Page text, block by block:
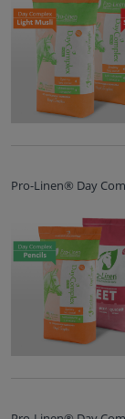
Pro-Linen® Day